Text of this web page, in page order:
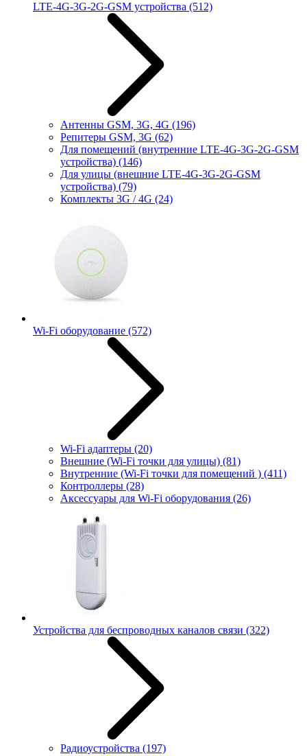
LTE-4G-3G-2G-GSM устройства (512)
Антенны GSM, 3G, 4G (196)
Репитеры GSM, 3G (62)
Для помещений (внутренние LTE-4G-3G-2G-GSM
устройства) (146)
Для улицы (внешние LTE-4G-3G-2G-GSM
устройства) (79)
Комплекты 3G / 4G (24)
Wi-Fi оборудование (572)
Wi-Fi адаптеры (20)
Внешние (Wi-Fi точки для улицы) (81)
Внутренние (Wi-Fi точки для помещений ) (411)
Контроллеры (28)
Аксессуары для Wi-Fi оборудования (26)
Устройства для беспроводных каналов связи (322)
Радиоустройства (197)